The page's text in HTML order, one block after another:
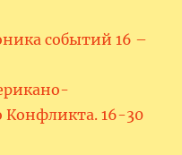
событий 16 –
Конфликта. 16-30